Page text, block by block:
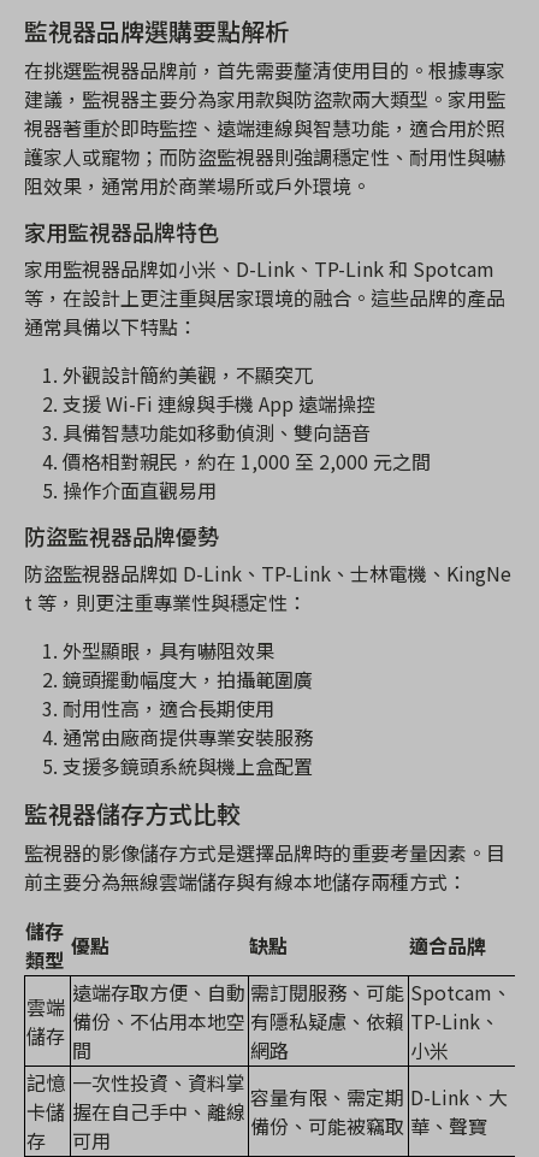
監視器品牌選購要點解析
在挑選監視器品牌前，首先需要釐清使用目的。根據專家
建議，監視器主要分為家用款與防盜款兩大類型。家用監
視器著重於即時監控、遠端連線與智慧功能，適合用於照
護家人或寵物；而防盜監視器則強調穩定性、耐用性與嚇
阻效果，通常用於商業場所或戶外環境。
家用監視器品牌特色
家用監視器品牌如小米、D-Link、TP-Link 和 Spotcam
等，在設計上更注重與居家環境的融合。這些品牌的產品
通常具備以下特點：
外觀設計簡約美觀，不顯突兀
支援 Wi-Fi 連線與手機 App 遠端操控
具備智慧功能如移動偵測、雙向語音
價格相對親民，約在 1,000 至 2,000 元之間
操作介面直觀易用
防盜監視器品牌優勢
防盜監視器品牌如 D-Link、TP-Link、士林電機、KingNe
t 等，則更注重專業性與穩定性：
外型顯眼，具有嚇阻效果
鏡頭擺動幅度大，拍攝範圍廣
耐用性高，適合長期使用
通常由廠商提供專業安裝服務
支援多鏡頭系統與機上盒配置
監視器儲存方式比較
監視器的影像儲存方式是選擇品牌時的重要考量因素。目
前主要分為無線雲端儲存與有線本地儲存兩種方式：
儲存
類型 優點 缺點 適合品牌
雲端
儲存
遠端存取方便、自動
備份、不佔用本地空
間
需訂閱服務、可能
有隱私疑慮、依賴
網路
Spotcam、
TP-Link、
小米
記憶
卡儲
存
一次性投資、資料掌
握在自己手中、離線
可用
容量有限、需定期
備份、可能被竊取
D-Link、大
華、聲寶